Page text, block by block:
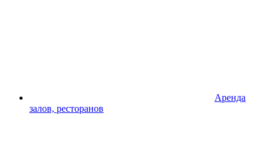
Аренда
залов, ресторанов